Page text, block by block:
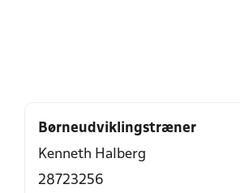
Børneudviklingstræner
Kenneth Halberg
28723256